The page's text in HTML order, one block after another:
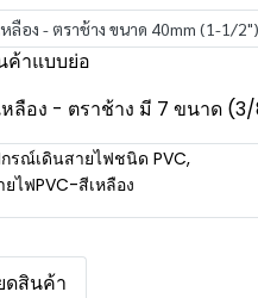
ลือง - ตราช้าง ขนาด 40mm (1-1/2")
ค้าแบบย่อ
ลือง - ตราช้าง มี 7 ขนาด
รณ์เดินสายไฟชนิด PVC,
ไฟPVC-สีเหลือง
ดสินค้า